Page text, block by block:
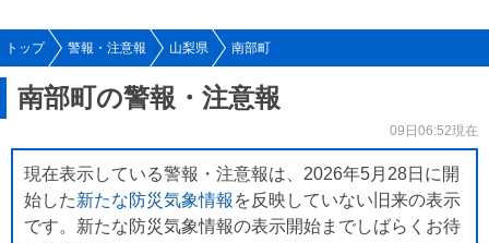
トップ 警報・注意報 山梨県 南部町
南部町の警報・注意報
09日06:52現在
現在表示している警報・注意報は、2026年5月28日に開
始した新たな防災気象情報 を反映していない旧来の表示
です。新たな防災気象情報の表示開始までしばらくお待